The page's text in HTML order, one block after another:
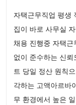
자택근무직업 평생
집이 바로 사무실
채용 진행중 자택
없이 준수하는 신
트 당일 정산 원칙
각하는 고액아르바
무 환경에서 높은